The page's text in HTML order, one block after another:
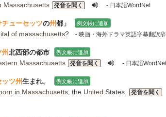
Massachusetts 発音を聞く - 日本語WordNet
チューセッツの州都」 例文帳に追加
of massachusetts? - 映画・海外ドラマ英語字幕翻訳
州北西部の都市 例文帳に追加
Massachusetts 発音を聞く - 日本語WordNet
ツ州生まれ。 例文帳に追加
in Massachusetts , the United States. 発音を聞く